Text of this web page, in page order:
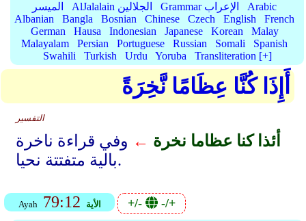
الميسر
AlJalalain الجلالين Grammar الإعراب
Arabic
Albanian
Bangla Bosnian Chinese Czech English
French
German
Hausa Indonesian Japanese Korean
Malay
Malayalam
Persian Portuguese Russian Somali
Spanish
Swahili
Turkish Urdu Yoruba Transliteration [+]
أَإِذَا كُنَّا عِظَامًا نَّخِرَةً
التفسير
أئذا كنا عظاما نخرة ← وفي قراءة ناخرة
بالية متفتتة نحيا.
Ayah 79:12 الأية +/- -/+